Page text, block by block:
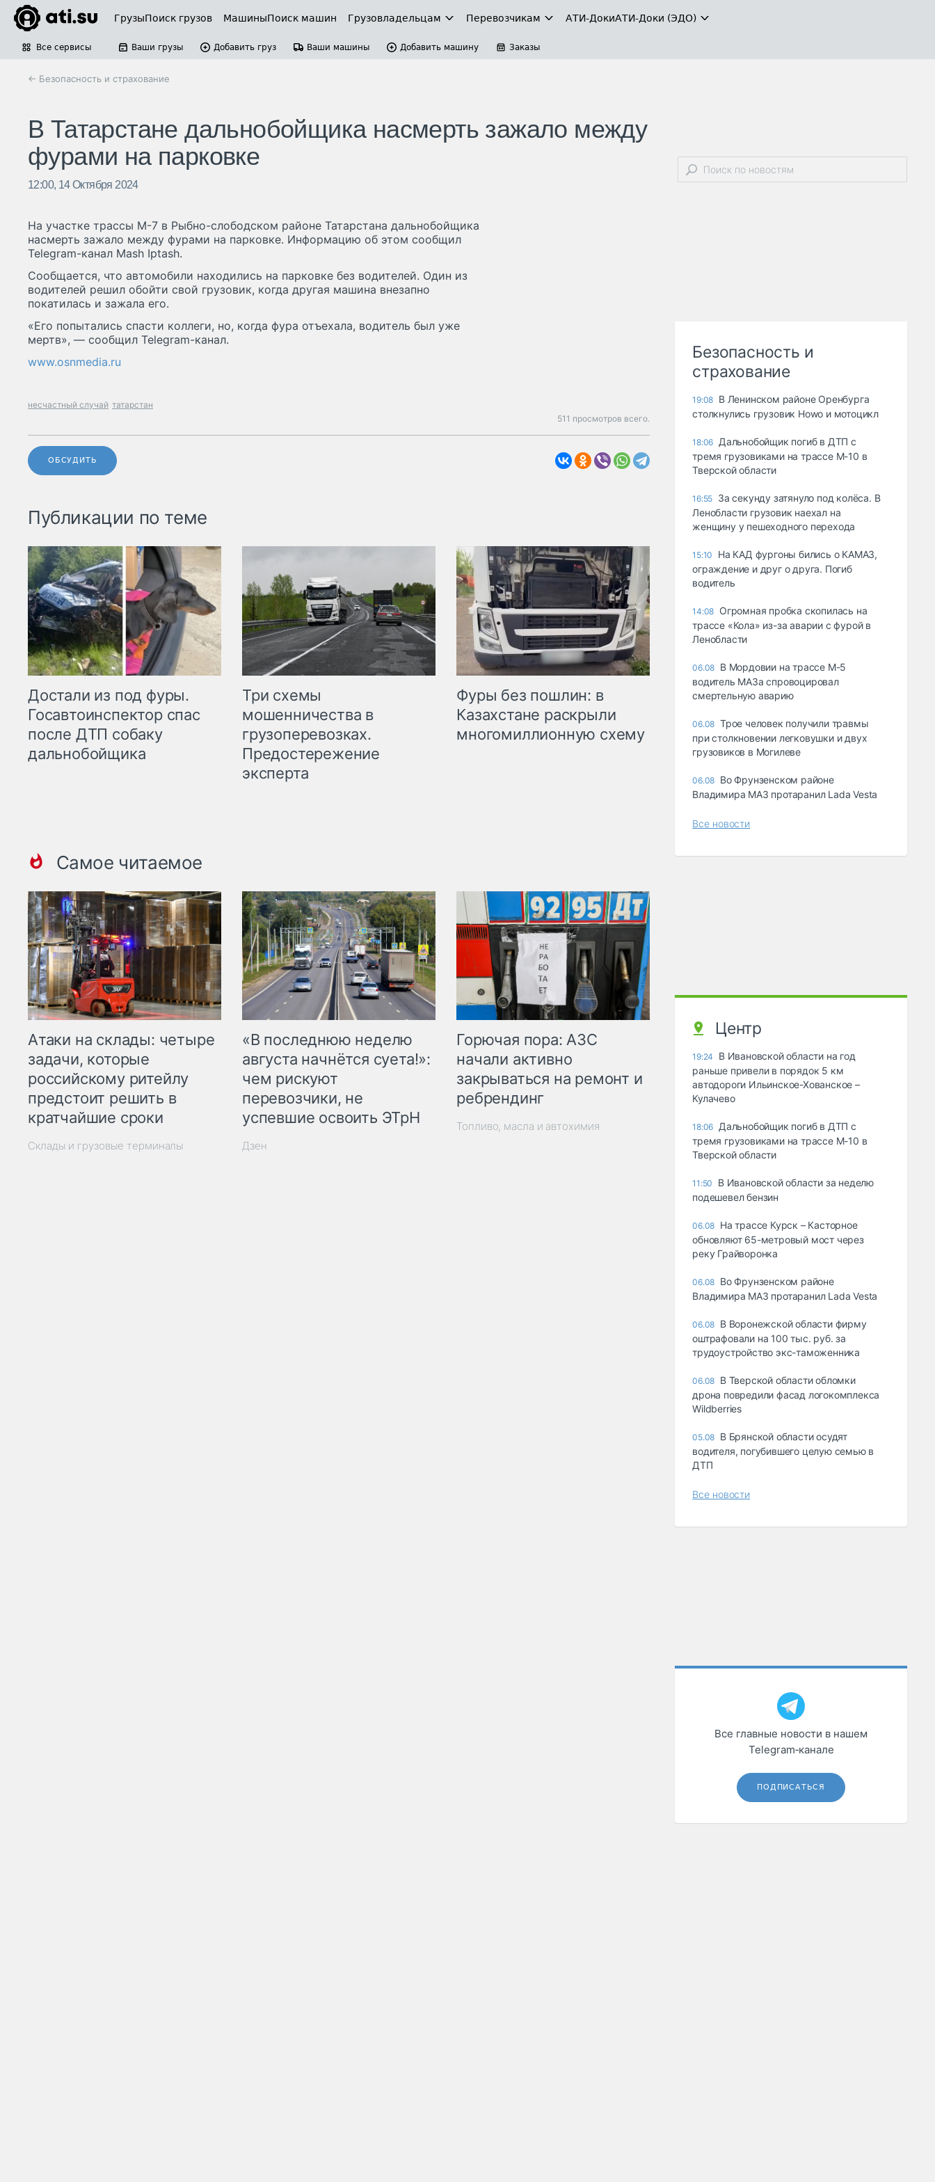
ГрузыПоиск грузов МашиныПоиск машин Грузовладельцам Перевозчикам АТИ-ДокиАТИ-Доки (ЭДО)
Все сервисы Ваши грузы Добавить груз Ваши машины Добавить машину Заказы
← Безопасность и страхование
В Татарстане дальнобойщика насмерть зажало между
фурами на парковке
12:00, 14 Октября 2024
На участке трассы М-7 в Рыбно-слободском районе Татарстана дальнобойщика
насмерть зажало между фурами на парковке. Информацию об этом сообщил
Telegram-канал Mash Iptash.
Сообщается, что автомобили находились на парковке без водителей. Один из
водителей решил обойти свой грузовик, когда другая машина внезапно
покатилась и зажала его.
«Его попытались спасти коллеги, но, когда фура отъехала, водитель был уже
мертв», — сообщил Telegram-канал.
www.osnmedia.ru
несчастный случай татарстан
511 просмотров всего.
ОБСУДИТЬ
Публикации по теме
Достали из под фуры.
Госавтоинспектор спас
после ДТП собаку
дальнобойщика
Три схемы
мошенничества в
грузоперевозках.
Предостережение
эксперта
Фуры без пошлин: в
Казахстане раскрыли
многомиллионную схему
Самое читаемое
Атаки на склады: четыре
задачи, которые
российскому ритейлу
предстоит решить в
кратчайшие сроки
Склады и грузовые терминалы
«В последнюю неделю
августа начнётся суета!»:
чем рискуют
перевозчики, не
успевшие освоить ЭТрН
Дзен
Горючая пора: АЗС
начали активно
закрываться на ремонт и
ребрендинг
Топливо, масла и автохимия
Безопасность и
страхование
19:08 В Ленинском районе Оренбурга
столкнулись грузовик Howo и мотоцикл
18:06 Дальнобойщик погиб в ДТП с
тремя грузовиками на трассе М-10 в
Тверской области
16:55 За секунду затянуло под колёса. В
Ленобласти грузовик наехал на
женщину у пешеходного перехода
15:10
На КАД фургоны бились о КАМАЗ,
ограждение и друг о друга. Погиб
водитель
14:08 Огромная пробка скопилась на
трассе «Кола» из-за аварии с фурой в
Ленобласти
06.08 В Мордовии на трассе М-5
водитель МАЗа спровоцировал
смертельную аварию
06.08 Трое человек получили травмы
при столкновении легковушки и двух
грузовиков в Могилеве
06.08 Во Фрунзенском районе
Владимира МАЗ протаранил Lada Vesta
Все новости
Центр
19:24
В Ивановской области на год
раньше привели в порядок 5 км
автодороги Ильинское-Хованское –
Кулачево
18:06 Дальнобойщик погиб в ДТП с
тремя грузовиками на трассе М-10 в
Тверской области
11:50
В Ивановской области за неделю
подешевел бензин
06.08 На трассе Курск – Касторное
обновляют 65-метровый мост через
реку Грайворонка
06.08 Во Фрунзенском районе
Владимира МАЗ протаранил Lada Vesta
06.08 В Воронежской области фирму
оштрафовали на 100 тыс. руб. за
трудоустройство экс-таможенника
06.08 В Тверской области обломки
дрона повредили фасад логокомплекса
Wildberries
05.08 В Брянской области осудят
водителя, погубившего целую семью в
ДТП
Все новости
Все главные новости в нашем
Telegram‑канале
ПОДПИСАТЬСЯ